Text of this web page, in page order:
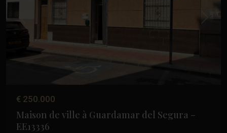
Précédent
€ 250.000
Maison de ville à Guardamar del Segura –
EE13336